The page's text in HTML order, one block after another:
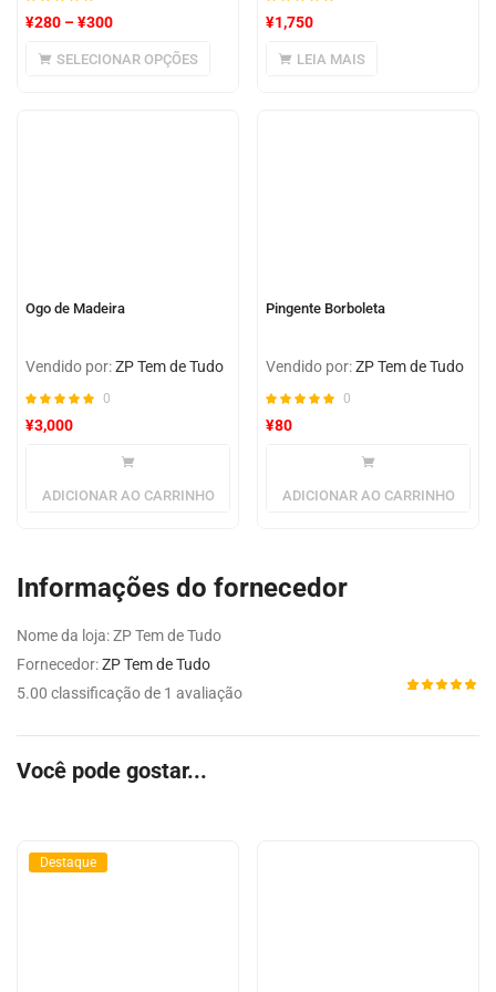
¥280 –¥300
SELECIONAR OPÇÕES
¥1,750
LEIA MAIS
Ogo de Madeira
Vendido por:ZP Tem de Tudo
0
¥3,000
ADICIONAR AO CARRINHO
Pingente Borboleta
Vendido por:ZP Tem de Tudo
0
¥80
ADICIONAR AO CARRINHO
Informações do fornecedor
Nome da loja:ZP Tem de Tudo
Fornecedor:ZP Tem de Tudo
5.00 classificação de 1 avaliação
de 5,
Você pode gostar...
Destaque